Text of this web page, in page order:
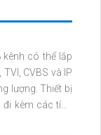
kênh có thể lắp
CVBS và IP
Thiết bị
kèm các tính